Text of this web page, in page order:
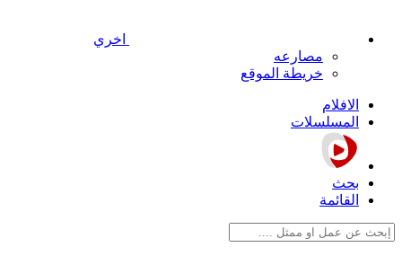
اخري
مصارعه
خريطة الموقع
الافلام
المسلسلات
بحث
القائمة